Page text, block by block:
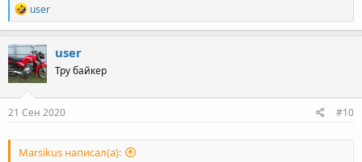
R
e
a
c
t
i
o
n
s
user
user
Тру байкер
21 Сен 2020 #10
Marsikus написал(а):